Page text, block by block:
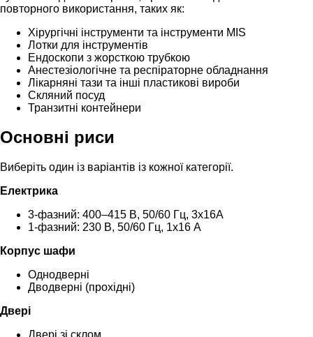
повторного використання, таких як:
Хірургічні інструменти та інструменти MIS
Лотки для інструментів
Ендоскопи з жорсткою трубкою
Анестезіологічне та респіраторне обладнання
Лікарняні тази та інші пластикові вироби
Скляний посуд
Транзитні контейнери
Основні риси
Виберіть один із варіантів із кожної категорії.
Електрика
3-фазний: 400–415 В, 50/60 Гц, 3x16A
1-фазний: 230 В, 50/60 Гц, 1х16 А
Корпус шафи
Однодверні
Дводверні (прохідні)
Двері